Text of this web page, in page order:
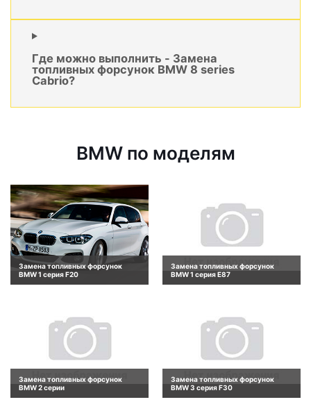
Где можно выполнить - Замена
топливных форсунок BMW 8 series
Cabrio?
BMW по моделям
Замена топливных форсунок
BMW 1 серия F20
Замена топливных форсунок
BMW 1 серия E87
Замена топливных форсунок
BMW 2 серии
Замена топливных форсунок
BMW 3 серия F30